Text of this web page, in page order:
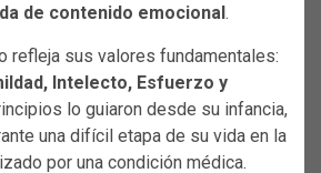
de contenido emocional.
refleja sus valores fundamentales:
Intelecto, Esfuerzo y
lo guiaron desde su infancia,
una difícil etapa de su vida en la
por una condición médica.